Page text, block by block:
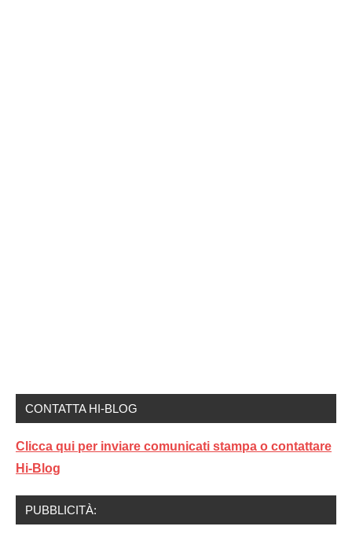
CONTATTA HI-BLOG
Clicca qui per inviare comunicati stampa o contattare
Hi-Blog
PUBBLICITÀ: